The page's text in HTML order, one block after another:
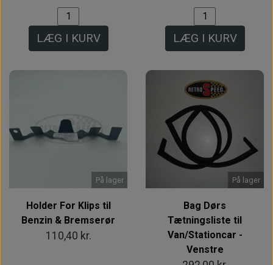
LÆG I KURV LÆG I KURV
På lager
Holder For Klips til
Benzin & Bremserør
110,40 kr.
På lager
Bag Dørs
Tætningsliste til
Van/Stationcar -
Venstre